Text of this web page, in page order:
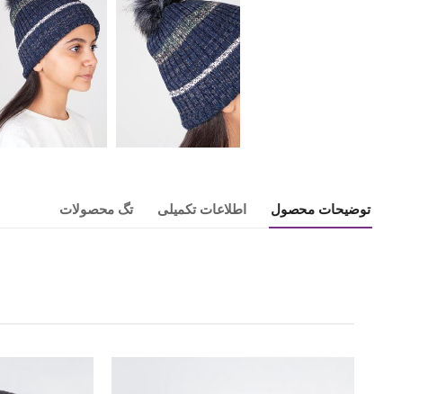
توضیحات محصول اطلاعات تکمیلی تگ محصولات